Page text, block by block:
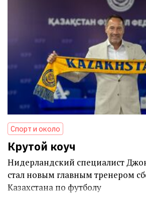
Спорт и около
Крутой коуч
Нидерландский специалист
стал новым главным тренером
Казахстана по футболу